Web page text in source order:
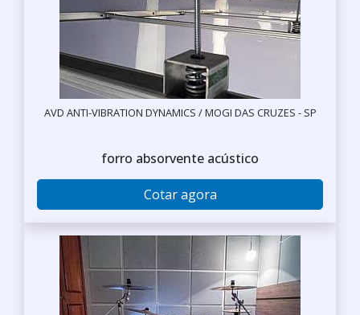
AVD ANTI-VIBRATION DYNAMICS / MOGI DAS CRUZES - SP
forro absorvente acústico
Cotar agora